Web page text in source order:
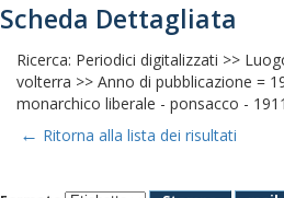
Scheda Dettagliata
Ricerca: Periodici digitalizzati >>
volterra >> Anno di pubblicazione =
monarchico liberale - ponsacco -
← Ritorna alla lista dei risultati